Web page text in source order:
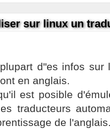
sur linux un
d"es infos sur
en anglais.
est posible
traducteurs
de